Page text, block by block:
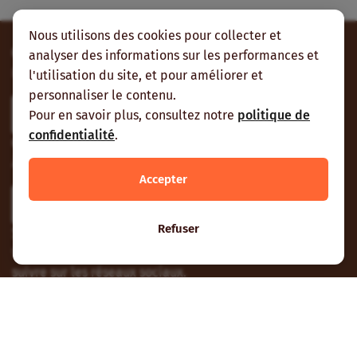
Nous utilisons des cookies pour collecter et
analyser des informations sur les performances et
l'utilisation du site, et pour améliorer et
personnaliser le contenu.
Pour en savoir plus, consultez notre politique de
confidentialité.
Accepter
Refuser
Contribuez
Envoyez-nous vos contributions et vos suggestions.
Participer
Contactez-nous
À Nogent-sur-Marne, Ouagadougou ou Cotonou.
Contactez-nous
Vous pouvez aussi vous abonner à nos flux RSS et nous
suivre sur les réseaux sociaux.